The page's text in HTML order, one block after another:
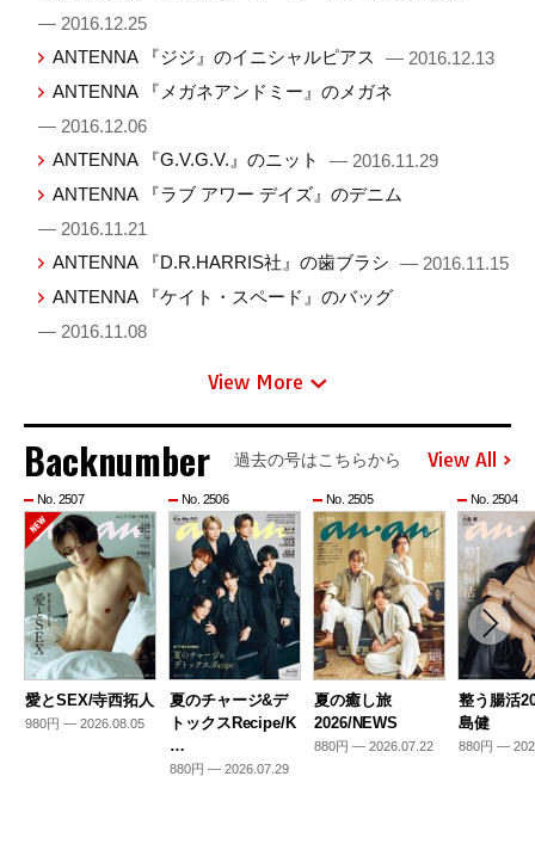
— 2016.12.25
ANTENNA 『ジジ』のイニシャルピアス
— 2016.12.13
ANTENNA 『メガネアンドミー』のメガネ
— 2016.12.06
ANTENNA 『G.V.G.V.』のニット
— 2016.11.29
ANTENNA 『ラブ アワー デイズ』のデニム
— 2016.11.21
ANTENNA 『D.R.HARRIS社』の歯ブラシ — 2016.11.15
ANTENNA 『ケイト・スペード』のバッグ
— 2016.11.08
View More
Backnumber 過去の号はこちらから View All
No. 2507
愛とSEX/寺西拓人
980円 — 2026.08.05
No. 2506
夏のチャージ&デ
トックスRecipe/K
…
880円 — 2026.07.29
No. 2505
夏の癒し旅
2026/NEWS
880円 — 2026.07.22
No. 2504
整う腸活
島健
880円 —